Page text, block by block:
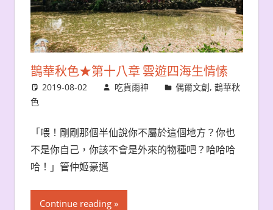
鵲華秋色★第十八章 雲遊四海生情愫
2019-08-02 吃貨雨神 偶爾文創,鵲華秋
色
「喂！剛剛那個半仙說你不屬於這個地方？你也
不是你自己，你該不會是外來的物種吧？哈哈哈
哈！」管仲姬豪邁
Continue reading